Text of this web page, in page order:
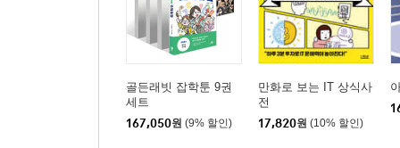
골든래빗 잡학툰 9권
세트
167,050원 (9% 할인)
만화로 보는 IT 상식사
전
17,820원 (10% 할인)